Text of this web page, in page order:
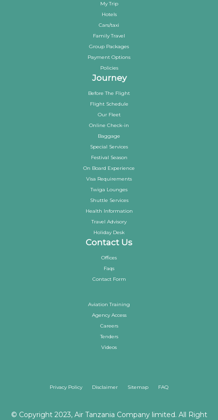
My Trip
Hotels
Cars/taxi
Family Travel
Group Packages
Payment Options
Policies
Journey
Before The Flight
Flight Schedule
Our Fleet
Online Check-in
Baggage
Special Services
Festival Season
On Board Experience
Visa Requirements
Twiga Lounges
Shuttle Services
Health Information
Travel Advisory
Holiday Desk
Contact Us
Offices
Faqs
Contact Form
Aviation Training
Agency Access
Careers
Tenders
Videos
Privacy Policy Disclaimer Sitemap FAQ
© Copyright 2023, Air Tanzania Company limited. All Right